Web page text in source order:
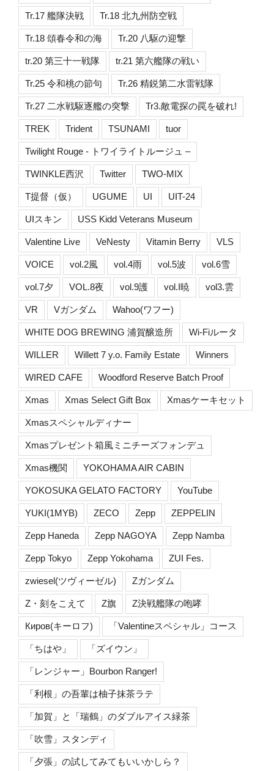
Tr.17 艦隊決戦 Tr.18 北九州防空戦
Tr.18 頌春令和の海 Tr.20 八駆の迎撃
tr.20 第三十一戦隊 tr.21 第六艦隊の戦い
Tr.25 令和桃の節句 Tr.26 精鋭第二水雷戦隊
Tr.27 二水戦駆逐艦の突撃 Tr3.敵電探の罠を破れ!
TREK Trident TSUNAMI tuor
Twilight Rouge - トワイライトルージュ –
TWINKLE西沢 Twitter TWO-MIX
T提督（仮） UGUME UI UIT-24
UIスキン USS Kidd Veterans Museum
Valentine Live VeNesty Vitamin Berry VLS
VOICE vol.2風 vol.4雨 vol.5波 vol.6雪
vol.7夕 VOL.8夜 vol.9護 vol.I暁 vol3.雲
VR Vガンダム Wahoo(ワフー)
WHITE DOG BREWING 浦賀醸造所 Wi-Fiルータ
WILLER Willett 7 y.o. Family Estate Winners
WIRED CAFE Woodford Reserve Batch Proof
Xmas Xmas Select Gift Box Xmasケーキセット
Xmasスペシャルディナー
Xmasプレゼント箱風ミニチーズフォンデュ
Xmas機関 YOKOHAMA AIR CABIN
YOKOSUKA GELATO FACTORY YouTube
YUKI(1MYB) ZECO Zepp ZEPPELIN
Zepp Haneda Zepp NAGOYA Zepp Namba
Zepp Tokyo Zepp Yokohama ZUI Fes.
zwiesel(ツヴィーゼル) Zガンダム
Z・刻をこえて Z旗 Z決戦艦隊の咆哮
Киров(キーロフ) 「Valentineスペシャル」コース
「ちはや」 「ズイウン」
「レンジャー」Bourbon Ranger!
「利根」の吾輩は柚子抹茶ラテ
「加賀」と「瑞鶴」のダブルアイス緑茶
「吹雪」スタンディ
「夕張」の試してみてもいいかしら？